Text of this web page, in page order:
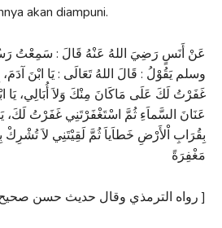
akan diampuni.
عَنْ أَنَسٍ رَضِيَ اللهُ عَنْهُ قَالَ : سَمِعْتُ
وسلم يَقُوْلُ : قَالَ اللهُ تَعَالَى : يَا ابْنَ
غَفَرْتُ لَكَ عَلَى مَاكَانَ مِنْكَ وَلاَ أُبَالِي، يَا
عَنَانَ السَّماَءِ ثُمَّ اسْتَغْفَرْتَنِي غَفَرْتُ لَكَ، يَا
بِقُرَابِ اْلأَرْضِ خَطاَياَ ثُمَّ لَقِيْتَنِي لاَ تُشْرِكْ
مَغْفِرَةً
[رواه الترمذي وقال حديث حسن صحيح ]